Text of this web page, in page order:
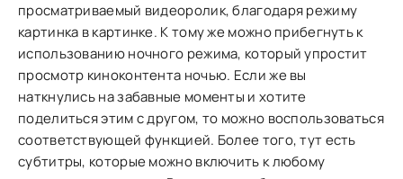
просматриваемый видеоролик, благодаря режиму
картинка в картинке. К тому же можно прибегнуть к
использованию ночного режима, который упростит
просмотр киноконтента ночью. Если же вы
наткнулись на забавные моменты и хотите
поделиться этим с другом, то можно воспользоваться
соответствующей функцией. Более того, тут есть
субтитры, которые можно включить к любому